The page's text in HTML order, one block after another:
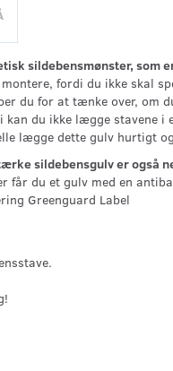
sildebensmønster, som
fordi du ikke skal
du for at tænke over, om
kan du ikke lægge stavene
lægge dette gulv hurtigt
sildebensgulv er også
får du et gulv med en
Greenguard Label